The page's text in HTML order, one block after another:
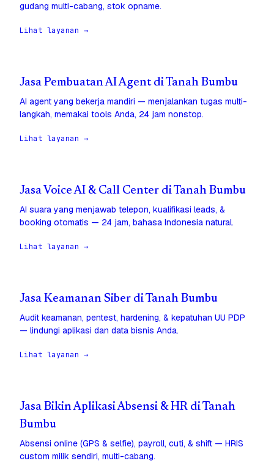
gudang multi-cabang, stok opname.
Lihat layanan →
Jasa Pembuatan AI Agent di Tanah Bumbu
AI agent yang bekerja mandiri — menjalankan tugas multi-
langkah, memakai tools Anda, 24 jam nonstop.
Lihat layanan →
Jasa Voice AI & Call Center di Tanah Bumbu
AI suara yang menjawab telepon, kualifikasi leads, &
booking otomatis — 24 jam, bahasa Indonesia natural.
Lihat layanan →
Jasa Keamanan Siber di Tanah Bumbu
Audit keamanan, pentest, hardening, & kepatuhan UU PDP
— lindungi aplikasi dan data bisnis Anda.
Lihat layanan →
Jasa Bikin Aplikasi Absensi & HR di Tanah
Bumbu
Absensi online (GPS & selfie), payroll, cuti, & shift — HRIS
custom milik sendiri, multi-cabang.